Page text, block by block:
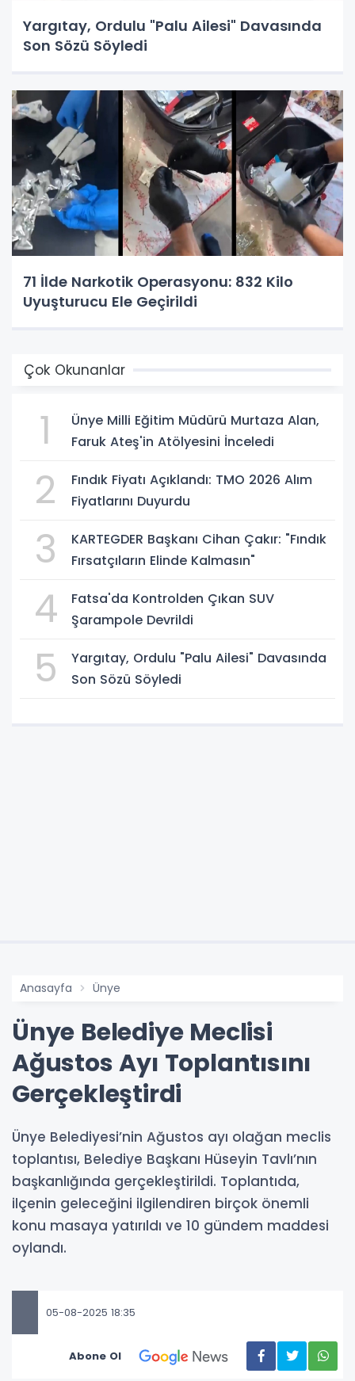
Yargıtay, Ordulu "Palu Ailesi" Davasında
Son Sözü Söyledi
71 İlde Narkotik Operasyonu: 832 Kilo
Uyuşturucu Ele Geçirildi
Çok Okunanlar
1
Ünye Milli Eğitim Müdürü Murtaza Alan,
Faruk Ateş'in Atölyesini İnceledi
2
Fındık Fiyatı Açıklandı: TMO 2026 Alım
Fiyatlarını Duyurdu
3
KARTEGDER Başkanı Cihan Çakır: "Fındık
Fırsatçıların Elinde Kalmasın"
4
Fatsa'da Kontrolden Çıkan SUV
Şarampole Devrildi
5
Yargıtay, Ordulu "Palu Ailesi" Davasında
Son Sözü Söyledi
Anasayfa Ünye
Ünye Belediye Meclisi
Ağustos Ayı Toplantısını
Gerçekleştirdi
Ünye Belediyesi’nin Ağustos ayı olağan meclis
toplantısı, Belediye Başkanı Hüseyin Tavlı’nın
başkanlığında gerçekleştirildi. Toplantıda,
ilçenin geleceğini ilgilendiren birçok önemli
konu masaya yatırıldı ve 10 gündem maddesi
oylandı.
05-08-2025 18:35
Abone Ol